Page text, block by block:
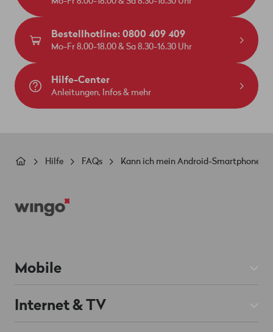
Bestellhotline: 0800 409 409
Mo-Fr 8.00-18.00 & Sa 8.30-16.30 Uhr
Hilfe-Center
Anleitungen, Infos & mehr
Pfadnavigation
Hilfe FAQs Kann ich mein Android-Smartphone
Mobile
Mobile Abos
Prepaid
Internet & TV